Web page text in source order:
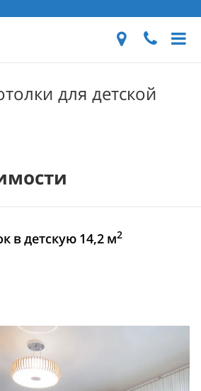
для детской
в детскую 14,2 м2